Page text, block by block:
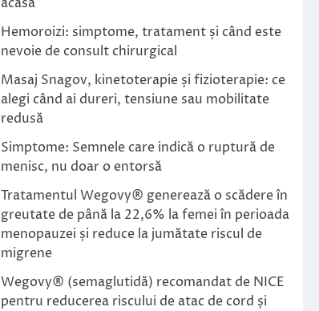
Hemoroizi: simptome, tratament și când este
nevoie de consult chirurgical
Masaj Snagov, kinetoterapie și fizioterapie: ce
alegi când ai dureri, tensiune sau mobilitate
redusă
Simptome: Semnele care indică o ruptură de
menisc, nu doar o entorsă
Tratamentul Wegovy® generează o scădere în
greutate de până la 22,6% la femei în perioada
menopauzei și reduce la jumătate riscul de
migrene
Wegovy® (semaglutidă) recomandat de NICE
pentru reducerea riscului de atac de cord și